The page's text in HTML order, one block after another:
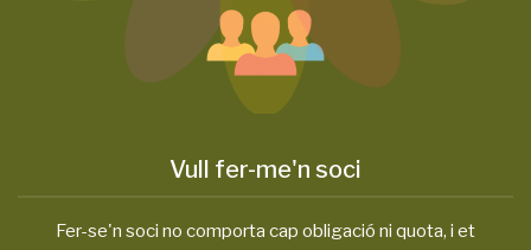
Vull fer-me'n soci
Fer-se'n soci no comporta cap obligació ni quota, i et